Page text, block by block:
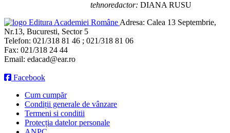
tehnoredactor: DIANA RUSU
Editura Academiei Române Adresa: Calea 13 Septembrie,
Nr.13, Bucuresti, Sector 5
Telefon: 021/318 81 46 ; 021/318 81 06
Fax: 021/318 24 44
Email: edacad@ear.ro
Facebook
Cum cumpăr
Condiții generale de vânzare
Termeni si conditii
Protecția datelor personale